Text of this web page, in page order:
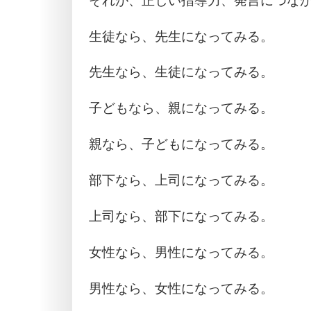
生徒なら、先生になってみる。
先生なら、生徒になってみる。
子どもなら、親になってみる。
親なら、子どもになってみる。
部下なら、上司になってみる。
上司なら、部下になってみる。
女性なら、男性になってみる。
男性なら、女性になってみる。